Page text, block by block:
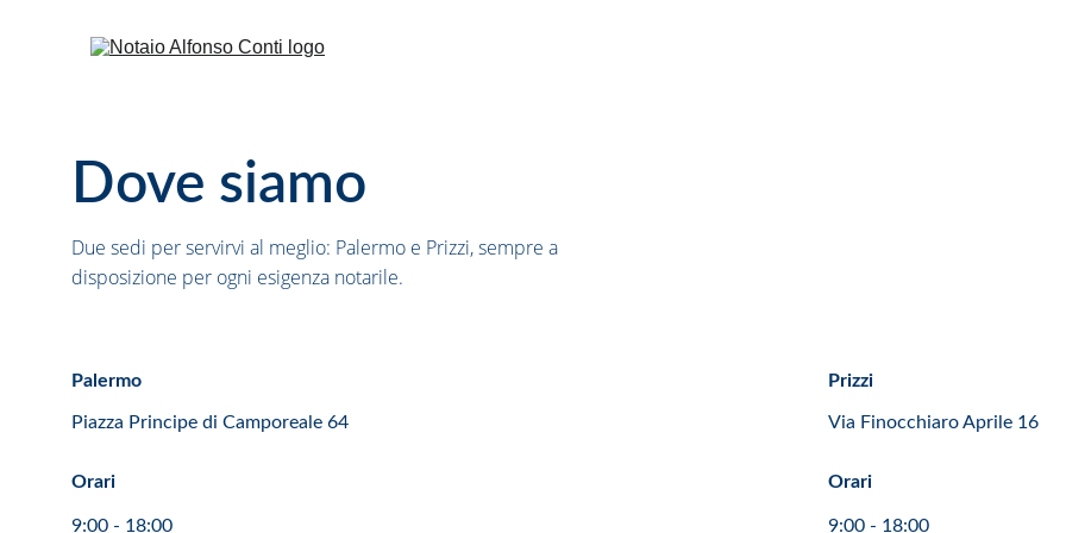
Dove siamo
Due sedi per servirvi al meglio: Palermo e Prizzi, sempre a
disposizione per ogni esigenza notarile.
Palermo
Piazza Principe di Camporeale 64
Orari
9:00 - 18:00
Prizzi
Via Finocchiaro Aprile 16
Orari
9:00 - 18:00